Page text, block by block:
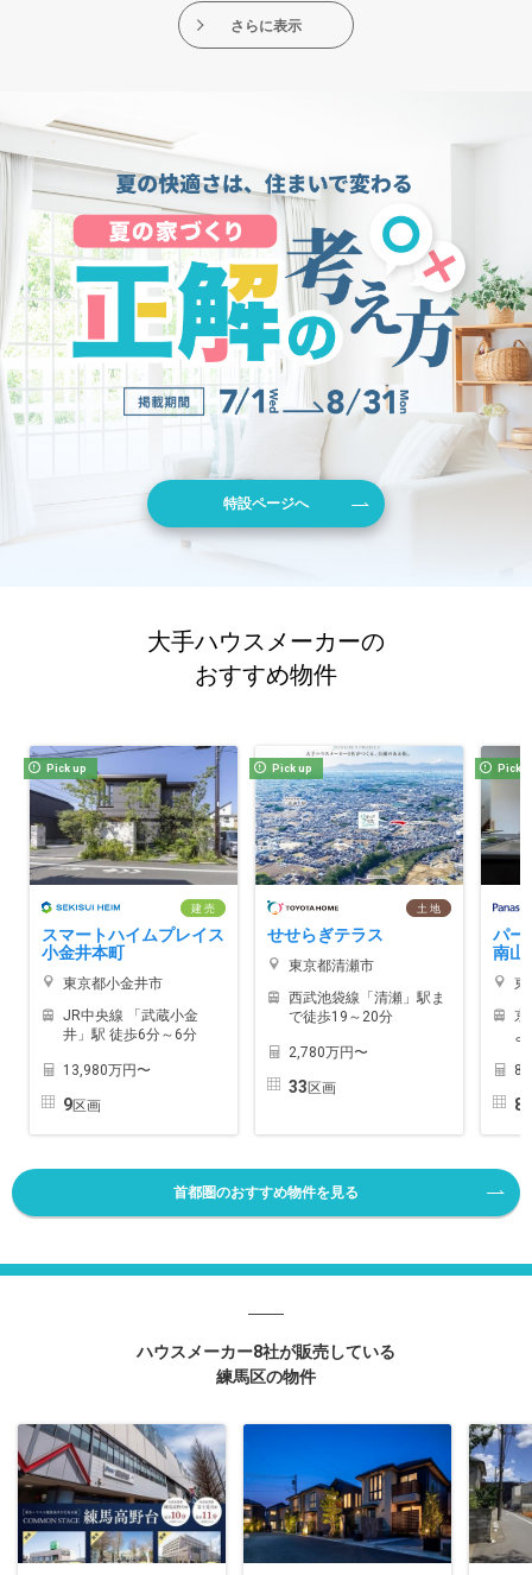
さらに表示
特設ページへ
大手ハウスメーカーの
おすすめ物件
Pick up
建 売
スマートハイムプレイス
小金井本町
東京都小金井市
JR中央線 「武蔵小金
井」駅 徒歩6分～6分
13,980万円〜
9区画
Pick up
土 地
せせらぎテラス
東京都清瀬市
西武池袋線「清瀬」駅ま
で徒歩19～20分
2,780万円〜
33区画
Pick
パー
南山
東
京
よ
8
首都圏のおすすめ物件を見る
ハウスメーカー8社が販売している
練馬区の物件